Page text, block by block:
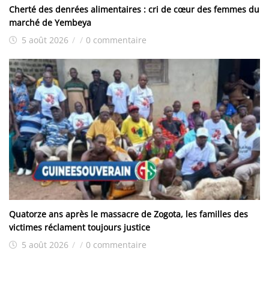
Cherté des denrées alimentaires : cri de cœur des femmes du
marché de Yembeya
5 août 2026 / / 0 commentaire
Quatorze ans après le massacre de Zogota, les familles des
victimes réclament toujours justice
5 août 2026 / / 0 commentaire